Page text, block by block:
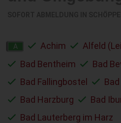
A Achim Alfeld
Bad Bentheim
Bad
Bad Fallingbostel
Bad Harzburg
Bad
Bad Lauterberg im Harz